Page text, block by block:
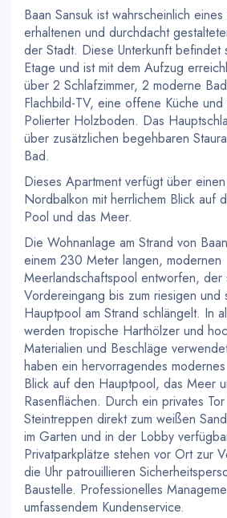
Baan Sansuk ist wahrscheinlich
erhaltenen und durchdacht
der Stadt. Diese Unterkunft befindet
Etage und ist mit dem Aufzug
über 2 Schlafzimmer, 2 moderne
Flachbild-TV, eine offene Küche
Polierter Holzboden. Das
über zusätzlichen begehbaren
Bad.
Dieses Apartment verfügt über
Nordbalkon mit herrlichem Blick auf
Pool und das Meer.
Die Wohnanlage am Strand von
einem 230 Meter langen, modernen
Meerlandschaftspool entworfen, der
Vordereingang bis zum riesigen und
Hauptpool am Strand schlängelt. In
werden tropische Harthölzer und
Materialien und Beschläge
haben ein hervorragendes
Blick auf den Hauptpool, das Meer
Rasenflächen. Durch ein privates
Steintreppen direkt zum weißen
im Garten und in der Lobby
Privatparkplätze stehen vor Ort zur
die Uhr patrouillieren
Baustelle. Professionelles
umfassendem Kundenservice.